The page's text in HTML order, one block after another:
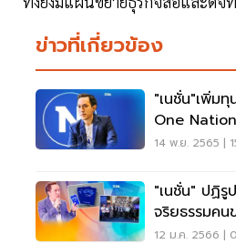
ข่าวที่เกี่ยวข้อง
"เนชั่น"เพิ่ม
One Nation
14 พ.ย. 2565 |
"เนชั่น" ปฏิ
จริยธรรมค
สื่อมืออาชีพ
12 ม.ค. 2566 |